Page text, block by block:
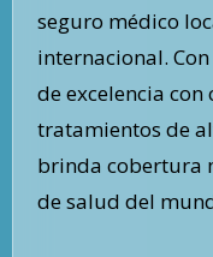
seguro médico
internacional.
de excelencia
tratamientos de
brinda cobertura
de salud del